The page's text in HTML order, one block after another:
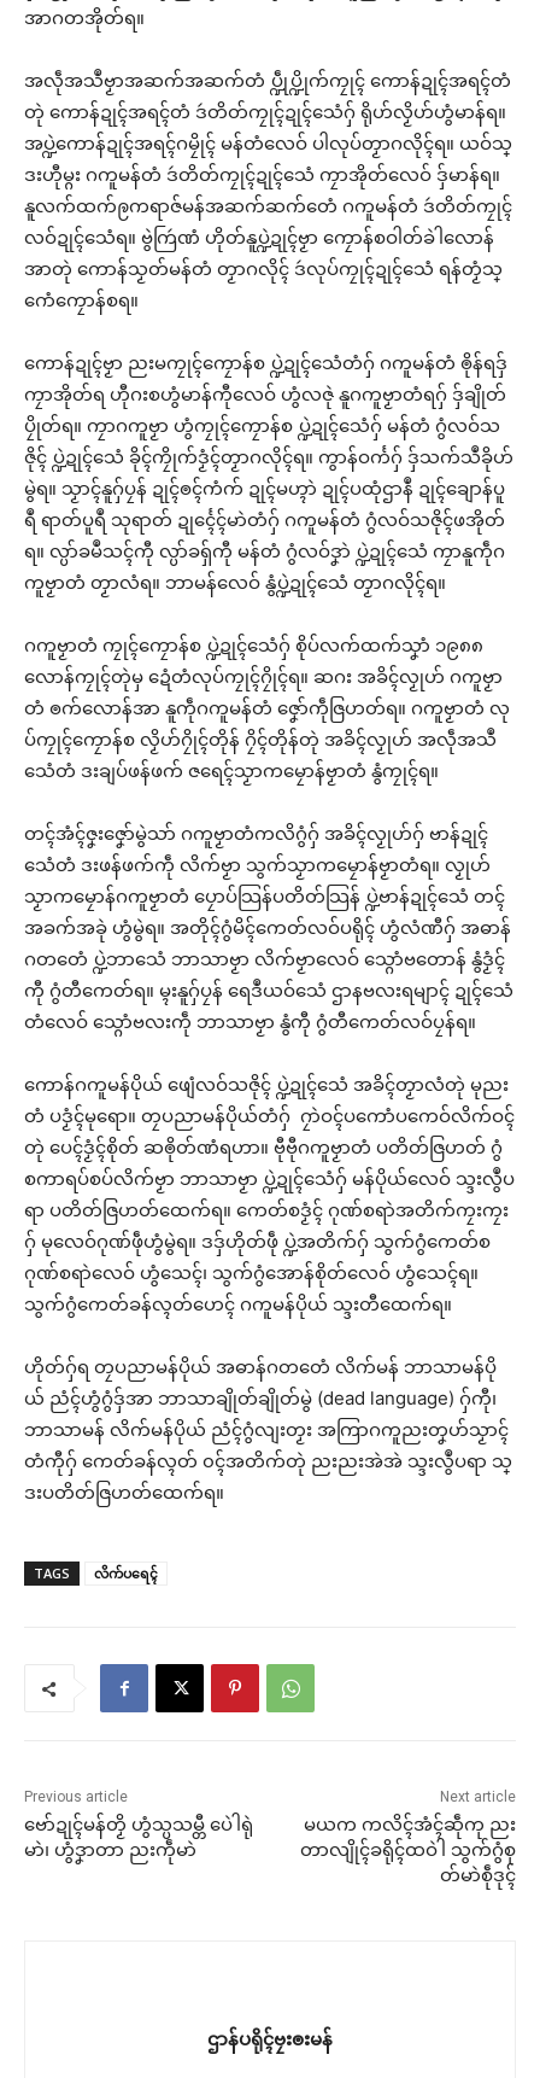
အာဂတအိုတ်ရ။
အလဵုအသဳဗၟာအဆက်အဆက်တံ ပ္ဍဵုပ္ဍိုက်ကၠုၚ် ကောန်ဍုၚ်အရၚ်တံ
တုဲ ကောန်ဍုၚ်အရၚ်တံ ဒဴတိတ်ကၠုၚ်ဍုၚ်သေံဂှ် ရိုဟ်လၟိဟ်ဟွံမာန်ရ။
အပ္ဍဲကောန်ဍုၚ်အရၚ်ဂမၠိုၚ် မန်တံလေဝ် ပါလုပ်တၟာဂလိုၚ်ရ။ ယဝ်သ္
ဒးဟီုမ္ဂး ဂကူမန်တံ ဒဴတိတ်ကၠုၚ်ဍုၚ်သေံ ကၠာအိုတ်လေဝ် ဒှ်မာန်ရ။
နူလက်ထက်ဨကရာဇ်မန်အဆက်ဆက်တေံ ဂကူမန်တံ ဒဴတိတ်ကၠုၚ်
လဝ်ဍုၚ်သေံရ။ ဗွဲကြဴဏံ ဟိုတ်နူပ္ဍဲဍုၚ်ဗၟာ ကၠောန်စဝါတ်ခဲါလောန်
အာတုဲ ကောန်သၟတ်မန်တံ တၟာဂလိုၚ် ဒဴလုပ်ကၠုၚ်ဍုၚ်သေံ ရန်တၟံသ္
ဂောံကၠောန်စရ။
ကောန်ဍုၚ်ဗၟာ ညးမကၠုၚ်ကၠောန်စ ပ္ဍဲဍုၚ်သေံတံဂှ် ဂကူမန်တံ ၜိုန်ရဒှ်
ကၠာအိုတ်ရ ဟီုဂးစဟွံမာန်ကီုလေဝ် ဟွံလဇုဲ နူဂကူဗၟာတံရဂှ် ဒှ်ချိုတ်
ပၠိုတ်ရ။ ကၠာဂကူဗၟာ ဟွံကၠုၚ်ကၠောန်စ ပ္ဍဲဍုၚ်သေံဂှ် မန်တံ ဂွံလဝ်သ
ဇိုၚ် ပ္ဍဲဍုၚ်သေံ ခိုၚ်ကၠိုက်ဒၟံၚ်တၟာဂလိုၚ်ရ။ ကွာန်ဝၚ်္ကဂှ် ဒှ်သက်သဳခိုဟ်
မွဲရ။ သၟာၚ်နူဂှ်ပၠန် ဍုၚ်ၜၚ်ကံက် ဍုၚ်မဟ္ၚာဲ ဍုၚ်ပထုံဌာနဳ ဍုၚ်ချောန်ပူ
ရဳ ရာတ်ပူရဳ သုရာတ် ဍုၚ်္ၚေၚ်မာဲတံဂှ် ဂကူမန်တံ ဂွံလဝ်သဇိုၚ်ဖအိုတ်
ရ။ လ္ပာ်ခမဳသၚ်ကီု လ္ပာ်ခရှ်ကီု မန်တံ ဂွံလဝ်ဒၞာဲ ပ္ဍဲဍုၚ်သေံ ကၠာနူကဵုဂ
ကူဗၟာတံ တၟာလံရ။ ဘာမန်လေဝ် နွံပ္ဍဲဍုၚ်သေံ တၟာဂလိုၚ်ရ။
ဂကူဗၟာတံ ကၠုၚ်ကၠောန်စ ပ္ဍဲဍုၚ်သေံဂှ် စိုပ်လက်ထက်သၞာံ ၁၉၈၈
လောန်ကၠုၚ်တုဲမှ ဍေံတံလုပ်ကၠုၚ်ဂၠိုၚ်ရ။ ဆဂး အခိၚ်လၟုဟ် ဂကူဗၟာ
တံ ၜက်လောန်အာ နူကဵုဂကူမန်တံ ဇၞော်ကဵုဇြဟတ်ရ။ ဂကူဗၟာတံ လု
ပ်ကၠုၚ်ကၠောန်စ လၟိဟ်ဂၠိုၚ်တိုန် ဂၠိၚ်တိုန်တုဲ အခိၚ်လၟုဟ် အလဵုအသဳ
သေံတံ ဒးချပ်ဖန်ဖက် ဇရေၚ်သၟာကမၠောန်ဗၟာတံ နွံကၠုၚ်ရ။
တၚ်အံၚ်ဇၞးဇၞော်မွဲသာ် ဂကူဗၟာတံကလိဂွံဂှ် အခိၚ်လၟုဟ်ဂှ် ဗာန်ဍုၚ်
သေံတံ ဒးဖန်ဖက်ကဵု လိက်ဗၟာ သွက်သၟာကမၠောန်ဗၟာတံရ။ လၟုဟ်
သၟာကမၠောန်ဂကူဗၟာတံ ပၠောပ်သြန်ပတိတ်သြန် ပ္ဍဲဗာန်ဍုၚ်သေံ တၚ်
အခက်အခုဲ ဟွံမွဲရ။ အတိုၚ်ဂွံမိၚ်ကေတ်လဝ်ပရိုၚ် ဟွံလံဏီဂှ် အဓာန်
ဂတတေံ ပ္ဍဲဘာသေံ ဘာသာဗၟာ လိက်ဗၟာလေဝ် သ္ဂောံဗတောန် နွံဒၟံၚ်
ကီု ဂွံတီကေတ်ရ။ မ္ၚးနူဂှ်ပၠန် ရေဒဳယဝ်သေံ ဌာနဗလးရမျာၚ် ဍုၚ်သေံ
တံလေဝ် သ္ဂောံဗလးကဵု ဘာသာဗၟာ နွံကီု ဂွံတီကေတ်လဝ်ပၠန်ရ။
ကောန်ဂကူမန်ပိုယ် ဖျေံလဝ်သဇိုၚ် ပ္ဍဲဍုၚ်သေံ အခိၚ်တၟာလံတုဲ မုညး
တံ ပဒၟံၚ်မုရော။ တၠပညာမန်ပိုယ်တံဂှ် ဂၠာဲဝၚ်ပကောံပကေဝ်လိက်ဝၚ်
တုဲ ပေၚ်ဒၟံၚ်စိုတ် ဆၜိုတ်ဏံရဟာ။ ဗီုဗီုဂကူဗၟာတံ ပတိတ်ဇြဟတ် ဂွံ
စကာရပ်စပ်လိက်ဗၟာ ဘာသာဗၟာ ပ္ဍဲဍုၚ်သေံဂှ် မန်ပိုယ်လေဝ် သ္ဒးလွဳပ
ရာ ပတိတ်ဇြဟတ်ထေက်ရ။ ကေတ်စဒၟံၚ် ဂုဏ်စရာဲအတိက်ကၠးကၠး
ဂှ် မုလေဝ်ဂုဏ်ဖဵုဟွံမွဲရ။ ဒဒှ်ဟိုတ်ဖဵု ပ္ဍဲအတိက်ဂှ် သွက်ဂွံကေတ်စ
ဂုဏ်စရာဲလေဝ် ဟွံသေၚ်၊ သွက်ဂွံအောန်စိုတ်လေဝ် ဟွံသေၚ်ရ။
သွက်ဂွံကေတ်ခန်လ္ၚတ်ဟေၚ် ဂကူမန်ပိုယ် သ္ဒးတီထေက်ရ။
ဟိုတ်ဂှ်ရ တၠပညာမန်ပိုယ် အဓာန်ဂတတေံ လိက်မန် ဘာသာမန်ပို
ယ် ညံၚ်ဟွံဂွံဒှ်အာ ဘာသာချိုတ်ချိုတ်မွဲ (dead language) ဂှ်ကီု၊
ဘာသာမန် လိက်မန်ပိုယ် ညံၚ်ဂွံလျးတၟး အကြာဂကူညးတၞဟ်သၟာၚ်
တံကီုဂှ် ကေတ်ခန်လ္ၚတ် ၀ၚ်အတိက်တုဲ ညးညးအဲအဲ သ္ဒးလွဳပရာ သ္
ဒးပတိတ်ဇြဟတ်ထေက်ရ။
TAGS လိက်ပရေၚ်
Previous article
ဗော်ဍုၚ်မန်တၟိ ဟွံသ္ပသမ္တီ ပေဲါရုဲ
မာဲ၊ ဟွံဒၞာတာ ညးကဵုမာဲ
Next article
မယက ကလိၚ်အံၚ်ဆဵုကု ညး
တာလျိုၚ်ခရိုၚ်ထဝဲါ သွက်ဂွံစု
တ်မာဲစဵုဒုၚ်
ဌာန်ပရိုၚ်ဗၠးၜးမန်